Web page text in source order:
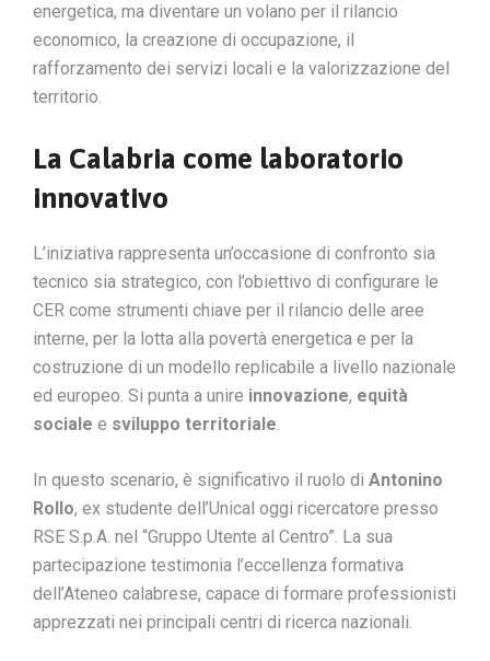
energetica, ma diventare un volano per il rilancio
economico, la creazione di occupazione, il
rafforzamento dei servizi locali e la valorizzazione del
territorio.
La Calabria come laboratorio
innovativo
L’iniziativa rappresenta un’occasione di confronto sia
tecnico sia strategico, con l’obiettivo di configurare le
CER come strumenti chiave per il rilancio delle aree
interne, per la lotta alla povertà energetica e per la
costruzione di un modello replicabile a livello nazionale
ed europeo. Si punta a unire innovazione, equità
sociale e sviluppo territoriale.
In questo scenario, è significativo il ruolo di Antonino
Rollo, ex studente dell’Unical oggi ricercatore presso
RSE S.p.A. nel “Gruppo Utente al Centro”. La sua
partecipazione testimonia l’eccellenza formativa
dell’Ateneo calabrese, capace di formare professionisti
apprezzati nei principali centri di ricerca nazionali.